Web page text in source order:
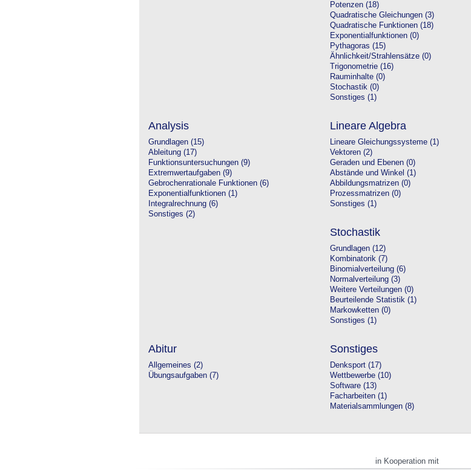
Potenzen (18)
Quadratische Gleichungen (3)
Quadratische Funktionen (18)
Exponentialfunktionen (0)
Pythagoras (15)
Ähnlichkeit/Strahlensätze (0)
Trigonometrie (16)
Rauminhalte (0)
Stochastik (0)
Sonstiges (1)
Analysis
Grundlagen (15)
Ableitung (17)
Funktionsuntersuchungen (9)
Extremwertaufgaben (9)
Gebrochenrationale Funktionen (6)
Exponentialfunktionen (1)
Integralrechnung (6)
Sonstiges (2)
Lineare Algebra
Lineare Gleichungssysteme (1)
Vektoren (2)
Geraden und Ebenen (0)
Abstände und Winkel (1)
Abbildungsmatrizen (0)
Prozessmatrizen (0)
Sonstiges (1)
Stochastik
Grundlagen (12)
Kombinatorik (7)
Binomialverteilung (6)
Normalverteilung (3)
Weitere Verteilungen (0)
Beurteilende Statistik (1)
Markowketten (0)
Sonstiges (1)
Abitur
Allgemeines (2)
Übungsaufgaben (7)
Sonstiges
Denksport (17)
Wettbewerbe (10)
Software (13)
Facharbeiten (1)
Materialsammlungen (8)
in Kooperation mit